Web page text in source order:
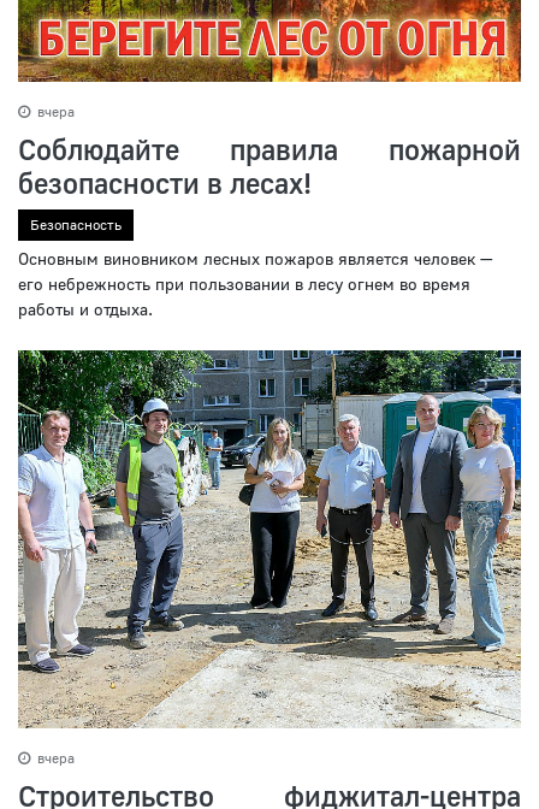
вчера
Соблюдайте правила пожарной
безопасности в лесах!
Безопасность
Основным виновником лесных пожаров является человек —
его небрежность при пользовании в лесу огнем во время
работы и отдыха.
вчера
Строительство фиджитал-центра